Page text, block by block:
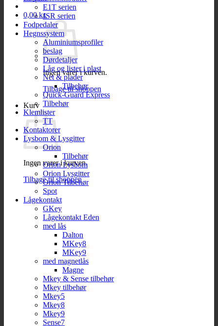
0,00kr.
Ingen varer i kurven.
Tilbage til shoppen
Kurv
Ingen varer i kurven.
Tilbage til shoppen
E1T serien
JSR serien
Fodpedaler
Hegnssystem
Aluminiumsprofiler
beslag
Dørdetaljer
Låg og lister i plast
Net & plader
Tilbehør
Quick-Guard Express
Tilbehør
Klemlister
TT
Kontaktorer
Lysbom & Lysgitter
Orion
Tilbehør
Orion Lysbom
Orion Lysgitter
Orion Tilbehør
Spot
Lågekontakt
GKey
Lågekontakt Eden
med lås
Dalton
MKey8
MKey9
med magnetlås
Magne
Mkey & Sense tilbehør
Mkey tilbehør
Mkey5
Mkey8
Mkey9
Sense7